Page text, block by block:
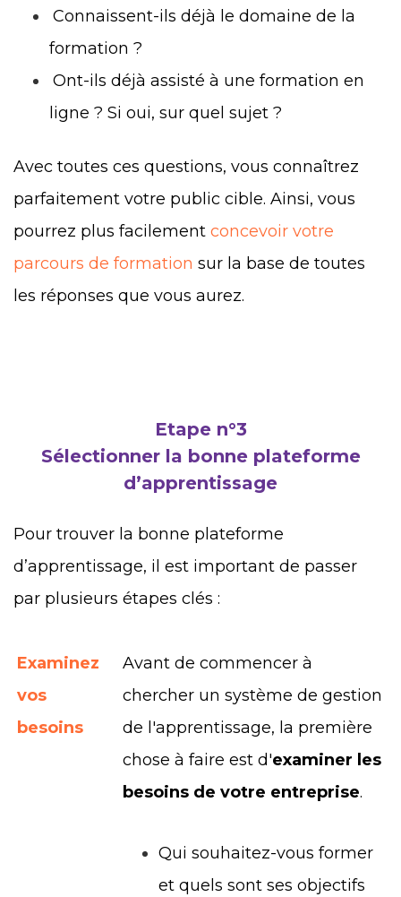
Connaissent-ils déjà le domaine de la
formation ?
Ont-ils déjà assisté à une formation en
ligne ? Si oui, sur quel sujet ?
Avec toutes ces questions, vous connaîtrez
parfaitement votre public cible. Ainsi, vous
pourrez plus facilement concevoir votre
parcours de formation sur la base de toutes
les réponses que vous aurez.
Etape n°3
Sélectionner la bonne plateforme
d’apprentissage
Pour trouver la bonne plateforme
d’apprentissage, il est important de passer
par plusieurs étapes clés :
Examinez
vos
besoins
Avant de commencer à
chercher un système de gestion
de l'apprentissage, la première
chose à faire est d'examiner les
besoins de votre entreprise.
Qui souhaitez-vous former
et quels sont ses objectifs